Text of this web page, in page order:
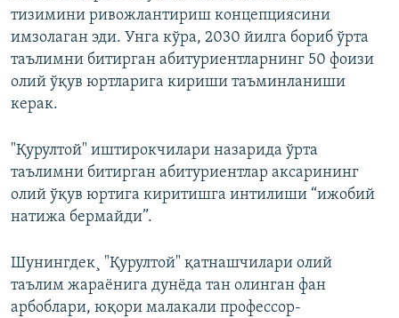
тизимини ривожлантириш концепциясини
имзолаган эди. Унга кўра, 2030 йилга бориб ўрта
таълимни битирган абитуриентларнинг 50 фоизи
олий ўқув юртларига кириши таъминланиши
керак.
"Қурултой" иштирокчилари назарида ўрта
таълимни битирган абитуриентлар аксарининг
олий ўқув юртига киритишга интилиши “ижобий
натижа бермайди”.
Шунингдек¸ "Қурултой" қатнашчилари олий
таълим жараёнига дунёда тан олинган фан
арбоблари, юқори малакали профессор-